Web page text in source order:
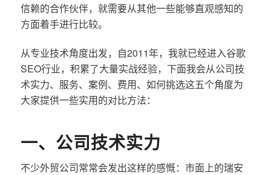
信赖的合作伙伴，就需要从其他一些能够直观感知的
方面着手进行比较。
从专业技术角度出发，自2011年，我就已经进入谷歌
SEO行业，积累了大量实战经验，下面我会从公司技
术实力、服务、案例、费用、如何挑选这五个角度为
大家提供一些实用的对比方法：
一、公司技术实力
不少外贸公司常常会发出这样的感慨：市面上的瑞安